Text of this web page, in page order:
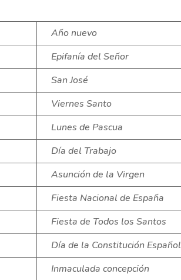
Año nuevo
Epifanía del Señor
San José
Viernes Santo
Lunes de Pascua
Día del Trabajo
Asunción de la Virgen
Fiesta Nacional de España
Fiesta de Todos los Santos
Día de la Constitución
Inmaculada concepción